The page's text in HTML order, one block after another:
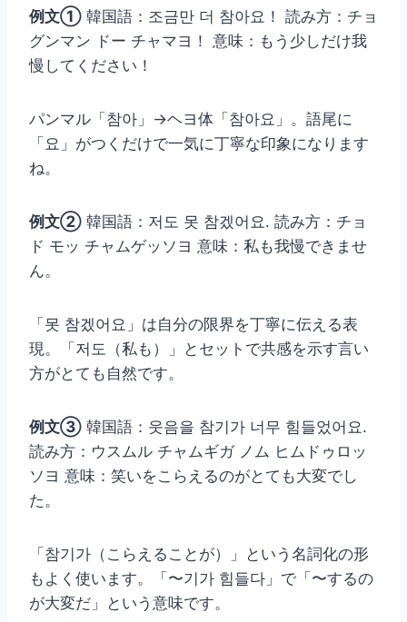
例文① 韓国語：조금만 더 참아요！ 読み方：チョ
グンマン ドー チャマヨ！ 意味：もう少しだけ我
慢してください！
パンマル「참아」→ヘヨ体「참아요」。語尾に
「요」がつくだけで一気に丁寧な印象になります
ね。
例文② 韓国語：저도 못 참겠어요. 読み方：チョ
ド モッ チャムゲッソヨ 意味：私も我慢できませ
ん。
「못 참겠어요」は自分の限界を丁寧に伝える表
現。「저도（私も）」とセットで共感を示す言い
方がとても自然です。
例文③ 韓国語：웃음을 참기가 너무 힘들었어요.
読み方：ウスムル チャムギガ ノム ヒムドゥロッ
ソヨ 意味：笑いをこらえるのがとても大変でし
た。
「참기가（こらえることが）」という名詞化の形
もよく使います。「〜기가 힘들다」で「〜するの
が大変だ」という意味です。